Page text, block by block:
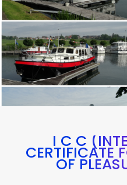
I C C
CERTIFICATE
OF